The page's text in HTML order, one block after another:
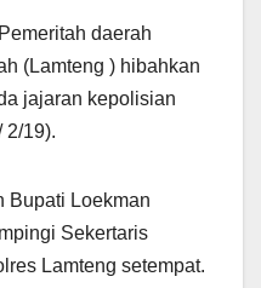
daerah
(Lamteng ) hibahkan
jajaran kepolisian
2/19).
Bupati Loekman
Sekertaris
Lamteng setempat.